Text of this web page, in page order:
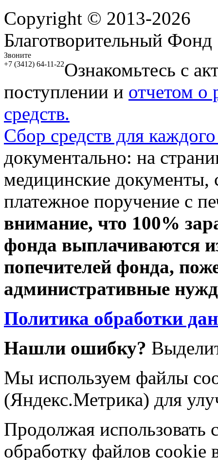
Copyright © 2013-2026
Благотворительный
Звоните
+7 (3412) 64-11-22Ознакомьтесь с
поступлении и отчетом о
средств.
Сбор средств для
документально: на
медицинские документы,
платежное поручение с
внимание, что 100%
фонда выплачиваются
попечителей фонда,
административные
Политика обработки
Нашли ошибку?
Мы используем файлы
(Яндекс.Метрика) для
Продолжая использовать
обработку файлов cookie